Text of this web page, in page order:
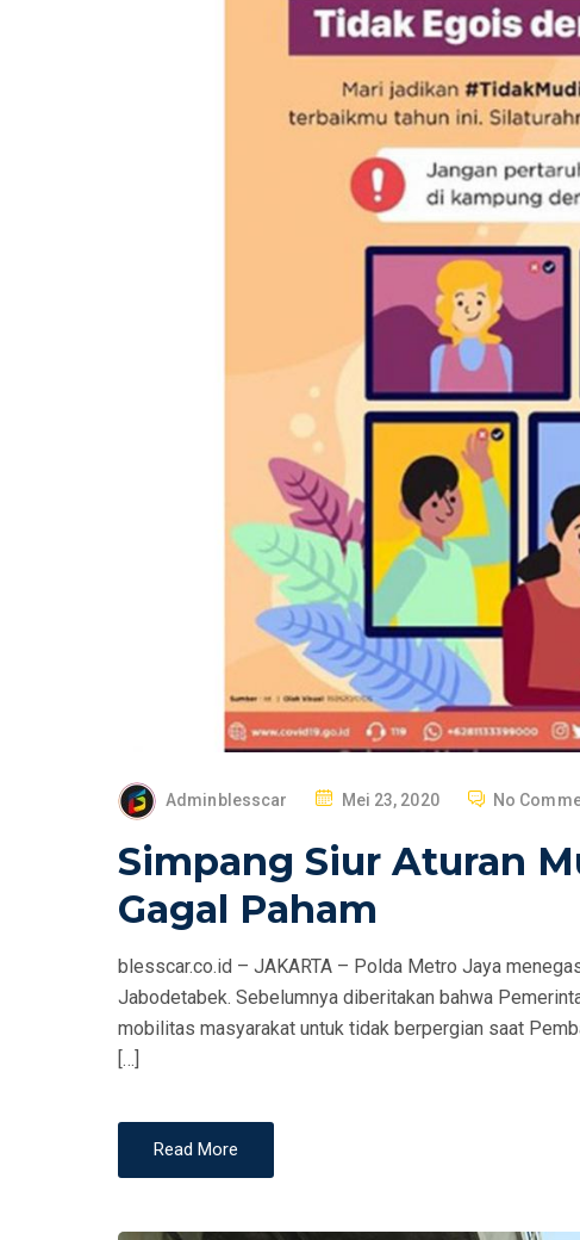
Adminblesscar
P
S
E
Mei 23, 2020 No
Simpang Siur Aturan
Gagal Paham
blesscar.co.id – JAKARTA – Polda Metro Jaya
Jabodetabek. Sebelumnya diberitakan bahwa
mobilitas masyarakat untuk tidak berpergian saat
[…]
Read More